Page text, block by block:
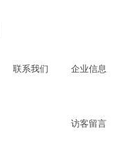
联系我们 企业信息
访客留言